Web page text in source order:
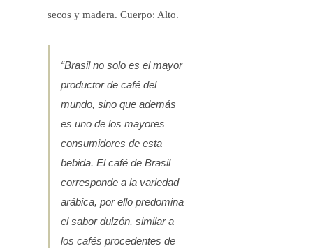
secos y madera. Cuerpo: Alto.
“Brasil no solo es el mayor
productor de café del
mundo, sino que además
es uno de los mayores
consumidores de esta
bebida. El café de Brasil
corresponde a la variedad
arábica, por ello predomina
el sabor dulzón, similar a
los cafés procedentes de